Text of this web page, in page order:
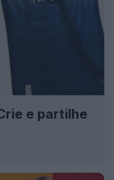
e partilhe